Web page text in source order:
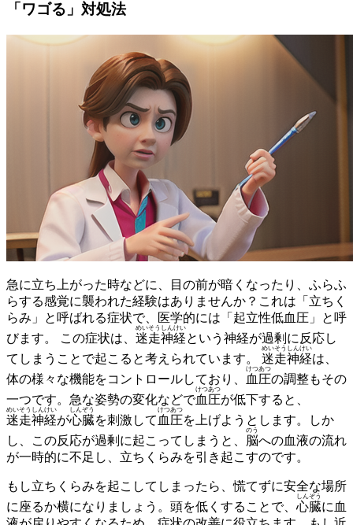
「ワゴる」対処法
急に立ち上がった時などに、目の前が暗くなったり、ふらふ
らする感覚に襲われた経験はありませんか？これは「立ちく
らみ」と呼ばれる症状で、医学的には「起立性低血圧」と呼
びます。
この症状は、 迷走神経
めいそうしんけい
という神経が過剰に反応し
てしまうことで起こると考えられています。
迷走神経
めいそうしんけい
は、
体の様々な機能をコントロールしており、
血圧
けつあつ
の調整もその
一つです。急な姿勢の変化などで血圧
けつあつ
が低下すると、
迷走神経
めいそうしんけい
が心臓
しんぞう
を刺激して 血圧
けつあつ
を上げようとします。しか
し、この反応が過剰に起こってしまうと、
脳
のう
への血液の流れ
が一時的に不足し、立ちくらみを引き起こすのです。
もし立ちくらみを起こしてしまったら、慌てずに安全な場所
に座るか横になりましょう。頭を低くすることで、 心臓
しんぞう
に血